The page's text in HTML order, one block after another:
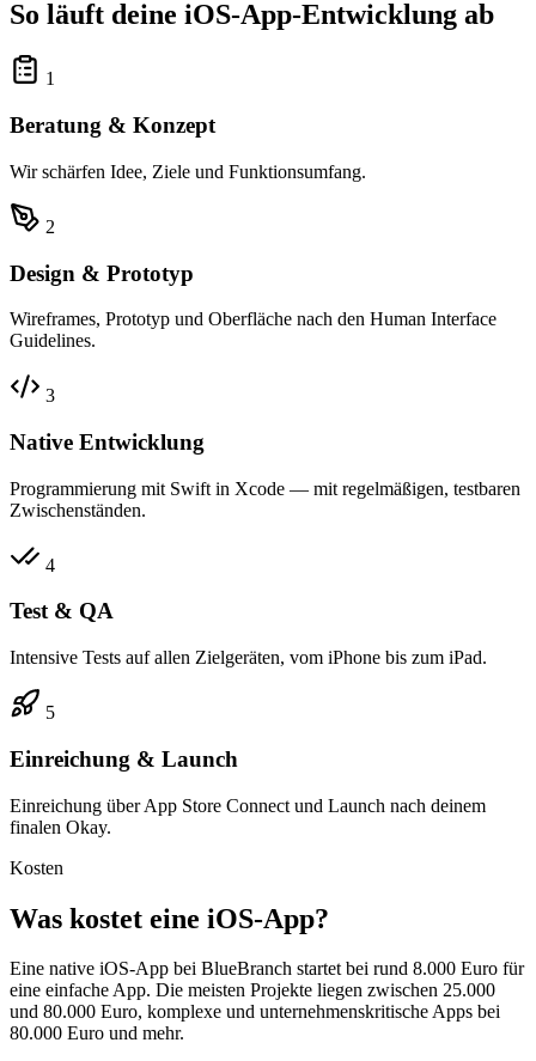
So läuft deine iOS-App-Entwicklung ab
1
Beratung & Konzept
Wir schärfen Idee, Ziele und Funktionsumfang.
2
Design & Prototyp
Wireframes, Prototyp und Oberfläche nach den Human Interface
Guidelines.
3
Native Entwicklung
Programmierung mit Swift in Xcode — mit regelmäßigen, testbaren
Zwischenständen.
4
Test & QA
Intensive Tests auf allen Zielgeräten, vom iPhone bis zum iPad.
5
Einreichung & Launch
Einreichung über App Store Connect und Launch nach deinem
finalen Okay.
Kosten
Was kostet eine iOS-App?
Eine native iOS-App bei BlueBranch startet bei rund 8.000 Euro für
eine einfache App. Die meisten Projekte liegen zwischen 25.000
und 80.000 Euro, komplexe und unternehmenskritische Apps bei
80.000 Euro und mehr.